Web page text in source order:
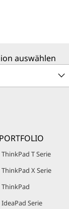
auswählen
PORTFOLIO
ThinkPad T Serie
ThinkPad X Serie
ThinkPad
IdeaPad Serie